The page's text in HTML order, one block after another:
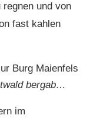
und von
fast kahlen
bergab…